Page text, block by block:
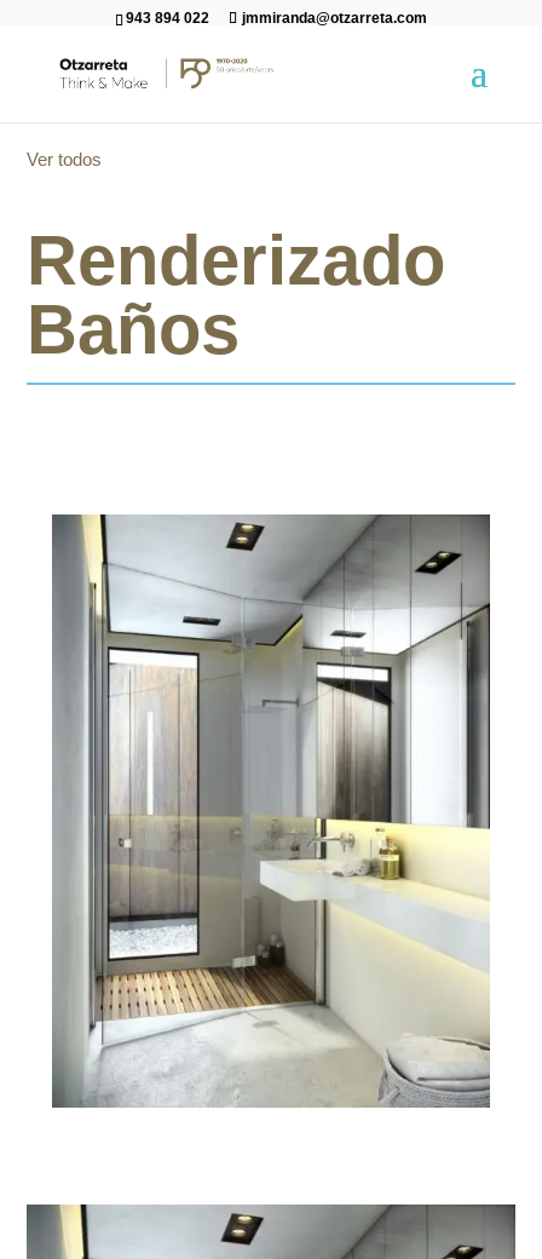
943 894 022 jmmiranda@otzarreta.com
Ver todos
Renderizado
Baños